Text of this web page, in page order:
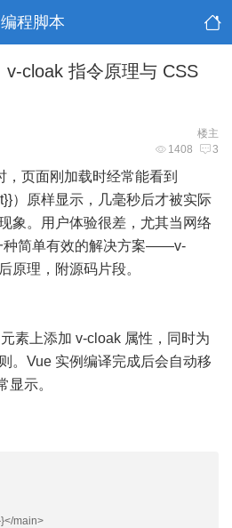
编程脚本
v-cloak 指令原理与 CSS
楼主
1408 3
页面刚加载时经常能看到
）原样显示，几毫秒后才被实际
象。用户体验很差，尤其当网络
种简单有效的解决方案——v-
原理，附源码片段。
素上添加 v-cloak 属性，同时为
。Vue 实例编译完成后会自动移
显示。
main>